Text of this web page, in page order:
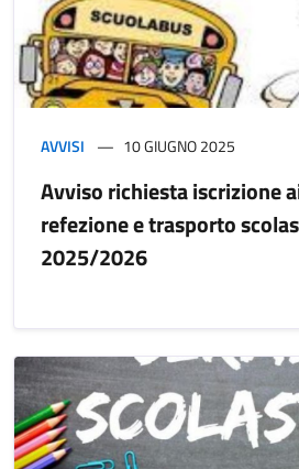
AVVISI 10 GIUGNO 2025
Avviso richiesta iscrizione
refezione e trasporto
2025/2026